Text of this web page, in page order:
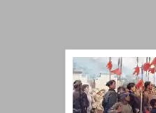
加